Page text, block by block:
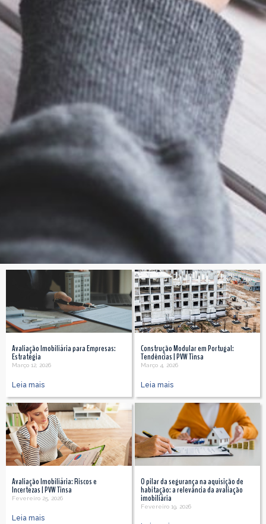
Avaliação Imobiliária para Empresas:
Estratégia
Março 12, 2026
Leia mais
Construção Modular em Portugal:
Tendências | PVW Tinsa
Março 4, 2026
Leia mais
Avaliação Imobiliária: Riscos e
Incertezas | PVW Tinsa
Fevereiro 25, 2026
Leia mais
O pilar da segurança na aquisição de
habitação: a relevância da avaliação
imobiliária
Fevereiro 19, 2026